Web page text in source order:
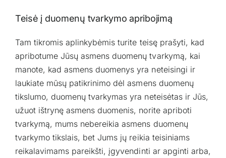
Teisė į duomenų tvarkymo apribojimą
Tam tikromis aplinkybėmis turite teisę prašyti, kad
apribotume Jūsų asmens duomenų tvarkymą, kai
manote, kad asmens duomenys yra neteisingi ir
laukiate mūsų patikrinimo dėl asmens duomenų
tikslumo, duomenų tvarkymas yra neteisėtas ir Jūs,
užuot ištrynę asmens duomenis, norite apriboti
tvarkymą, mums nebereikia asmens duomenų
tvarkymo tikslais, bet Jums jų reikia teisiniams
reikalavimams pareikšti, įgyvendinti ar apginti arba,